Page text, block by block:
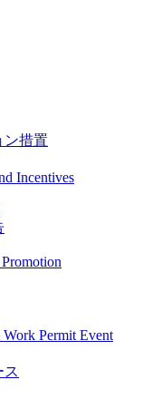
ン措置
Incentives
Permit Event
ス